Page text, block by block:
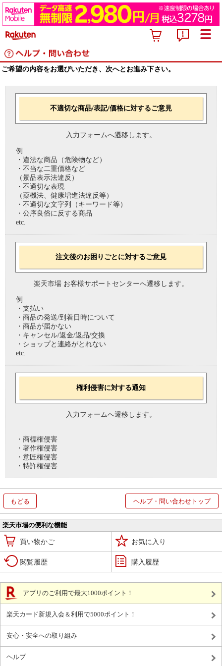
ご希望の内容をお選びいただき、次へとお進み下さい。
不適切な商品/表記/価格に対するご意見
入力フォームへ遷移します。
例
・違法な商品（危険物など）
・不当な二重価格など
（景品表示法違反）
・不適切な表現
（薬機法、健康増進法違反等）
・不適切な文字列（キーワード等）
・公序良俗に反する商品
etc.
注文後のお困りごとに対するご意見
楽天市場 お客様サポートセンターへ遷移します。
例
・支払い
・商品の発送/到着日時について
・商品が届かない
・キャンセル/返金/返品/交換
・ショップと連絡がとれない
etc.
権利侵害に対する通知
入力フォームへ遷移します。
・商標権侵害
・著作権侵害
・意匠権侵害
・特許権侵害
もどる ヘルプ・問い合わせトップ
楽天市場の便利な機能
買い物かご お気に入り
閲覧履歴 購入履歴
アプリのご利用で最大1000ポイント！
楽天カード新規入会＆利用で5000ポイント！
安心・安全への取り組み
ヘルプ